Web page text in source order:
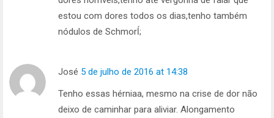
estou com dores todos os dias,tenho também
nódulos de Schmorĺ;
José 5 de julho de 2016 at 14:38
Tenho essas hérniaa, mesmo na crise de dor não
deixo de caminhar para aliviar. Alongamento